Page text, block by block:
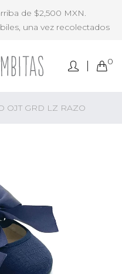
de $2,500 MXN.
una vez recolectados
0
OJT GRD LZ RAZO